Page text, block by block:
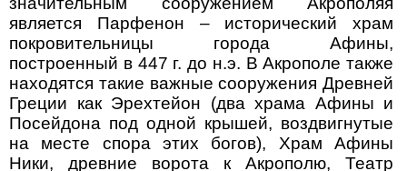
является Парфенон – исторический храм
покровительницы города Афины,
построенный в 447 г. до н.э. В Акрополе также
находятся такие важные сооружения Древней
Греции как Эрехтейон (два храма Афины и
Посейдона под одной крышей, воздвигнутые
на месте спора этих богов), Храм Афины
Ники, древние ворота к Акрополю, Театр